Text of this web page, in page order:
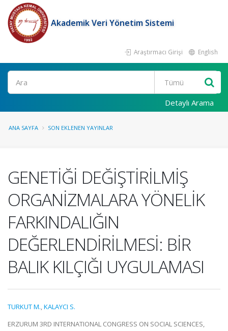
Akademik Veri Yönetim Sistemi
Araştırmacı Girişi English
Ara
Detaylı Arama
ANA SAYFA SON EKLENEN YAYINLAR
GENETİĞİ DEĞİŞTİRİLMİŞ
ORGANİZMALARA YÖNELİK
FARKINDALIĞIN
DEĞERLENDİRİLMESİ: BİR
BALIK KILÇIĞI UYGULAMASI
TURKUT M.,KALAYCI S.
ERZURUM 3RD INTERNATIONAL CONGRESS ON SOCIAL SCIENCES,